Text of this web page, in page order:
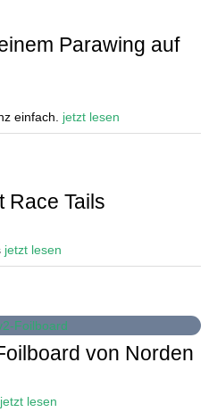
Parawing auf
einfach. jetzt lesen
Race Tails
jetzt lesen
von Norden
jetzt lesen